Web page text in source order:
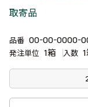
取寄品
品番 00-00-0000-
発注単位 1箱 入数